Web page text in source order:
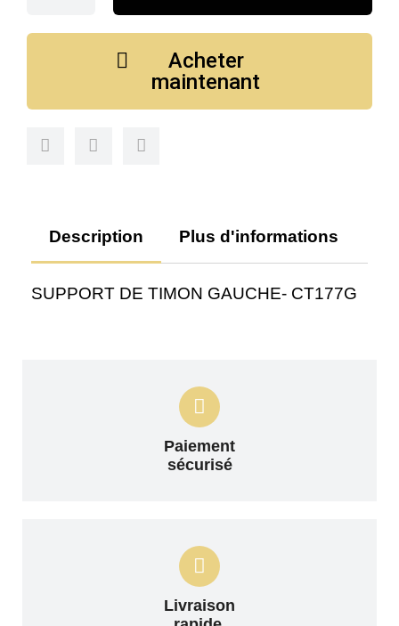
Acheter
maintenant
Description Plus d'informations
SUPPORT DE TIMON GAUCHE- CT177G
Paiement
sécurisé
Livraison